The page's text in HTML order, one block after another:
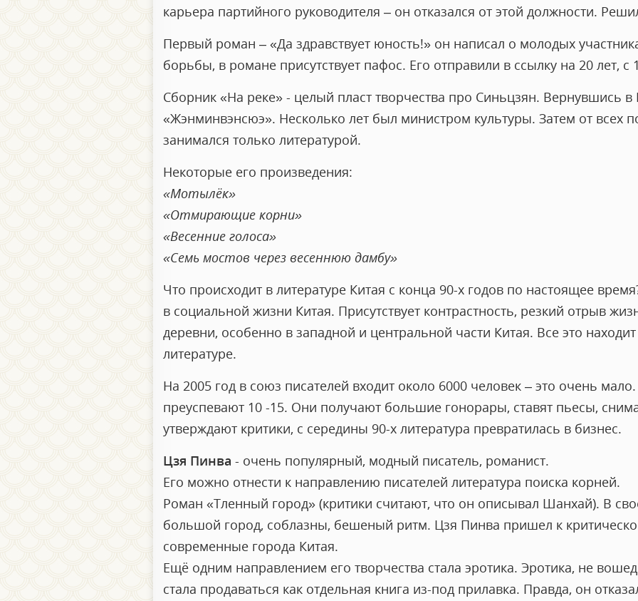
карьера партийного руководителя – он отказался от этой должности.
Первый роман – «Да здравствует юность!» он написал о молодых
борьбы, в романе присутствует пафос. Его отправили в ссылку на 20 лет, с
Сборник «На реке» - целый пласт творчества про Синьцзян. Вернувшись в
«Жэнминвэнсюэ». Несколько лет был министром культуры. Затем от всех
занимался только литературой.
Некоторые его произведения:
«Мотылёк»
«Отмирающие корни»
«Весенние голоса»
«Семь мостов через весеннюю дамбу»
Что происходит в литературе Китая с конца 90-х годов по настоящее
в социальной жизни Китая. Присутствует контрастность, резкий отрыв
деревни, особенно в западной и центральной части Китая. Все это
литературе.
На 2005 год в союз писателей входит около 6000 человек – это очень
преуспевают 10 -15. Они получают большие гонорары, ставят пьесы,
утверждают критики, с середины 90-х литература превратилась в бизнес.
Цзя Пинва - очень популярный, модный писатель, романист.
Его можно отнести к направлению писателей литература поиска корней.
Роман «Тленный город» (критики считают, что он описывал Шанхай). В
большой город, соблазны, бешеный ритм. Цзя Пинва пришел к
современные города Китая.
Ещё одним направлением его творчества стала эротика. Эротика, не
стала продаваться как отдельная книга из-под прилавка. Правда, он